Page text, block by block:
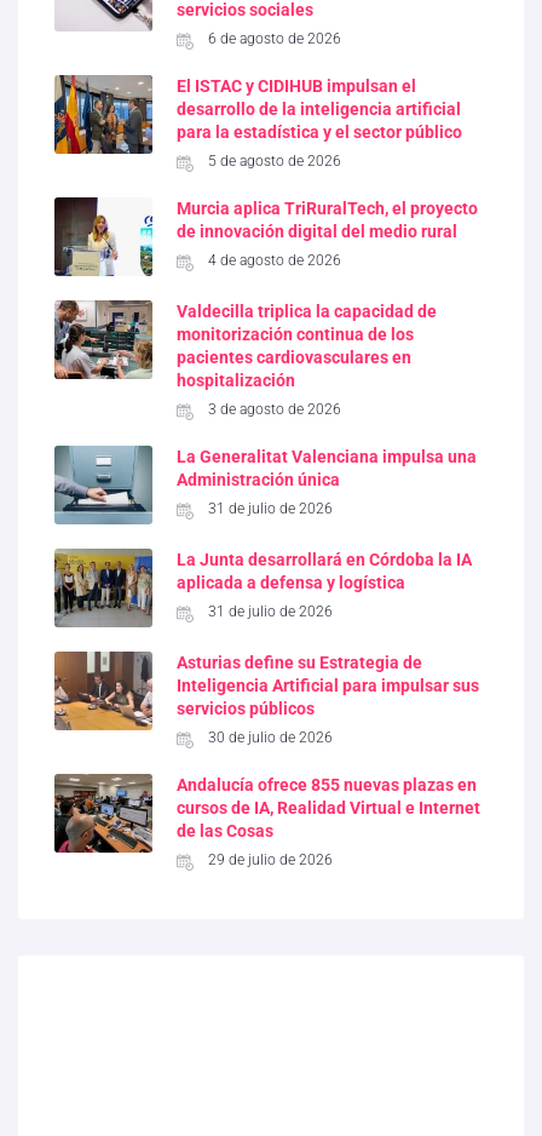
servicios sociales
6 de agosto de 2026
El ISTAC y CIDIHUB impulsan el
desarrollo de la inteligencia artificial
para la estadística y el sector público
5 de agosto de 2026
Murcia aplica TriRuralTech, el proyecto
de innovación digital del medio rural
4 de agosto de 2026
Valdecilla triplica la capacidad de
monitorización continua de los
pacientes cardiovasculares en
hospitalización
3 de agosto de 2026
La Generalitat Valenciana impulsa una
Administración única
31 de julio de 2026
La Junta desarrollará en Córdoba la IA
aplicada a defensa y logística
31 de julio de 2026
Asturias define su Estrategia de
Inteligencia Artificial para impulsar sus
servicios públicos
30 de julio de 2026
Andalucía ofrece 855 nuevas plazas en
cursos de IA, Realidad Virtual e Internet
de las Cosas
29 de julio de 2026